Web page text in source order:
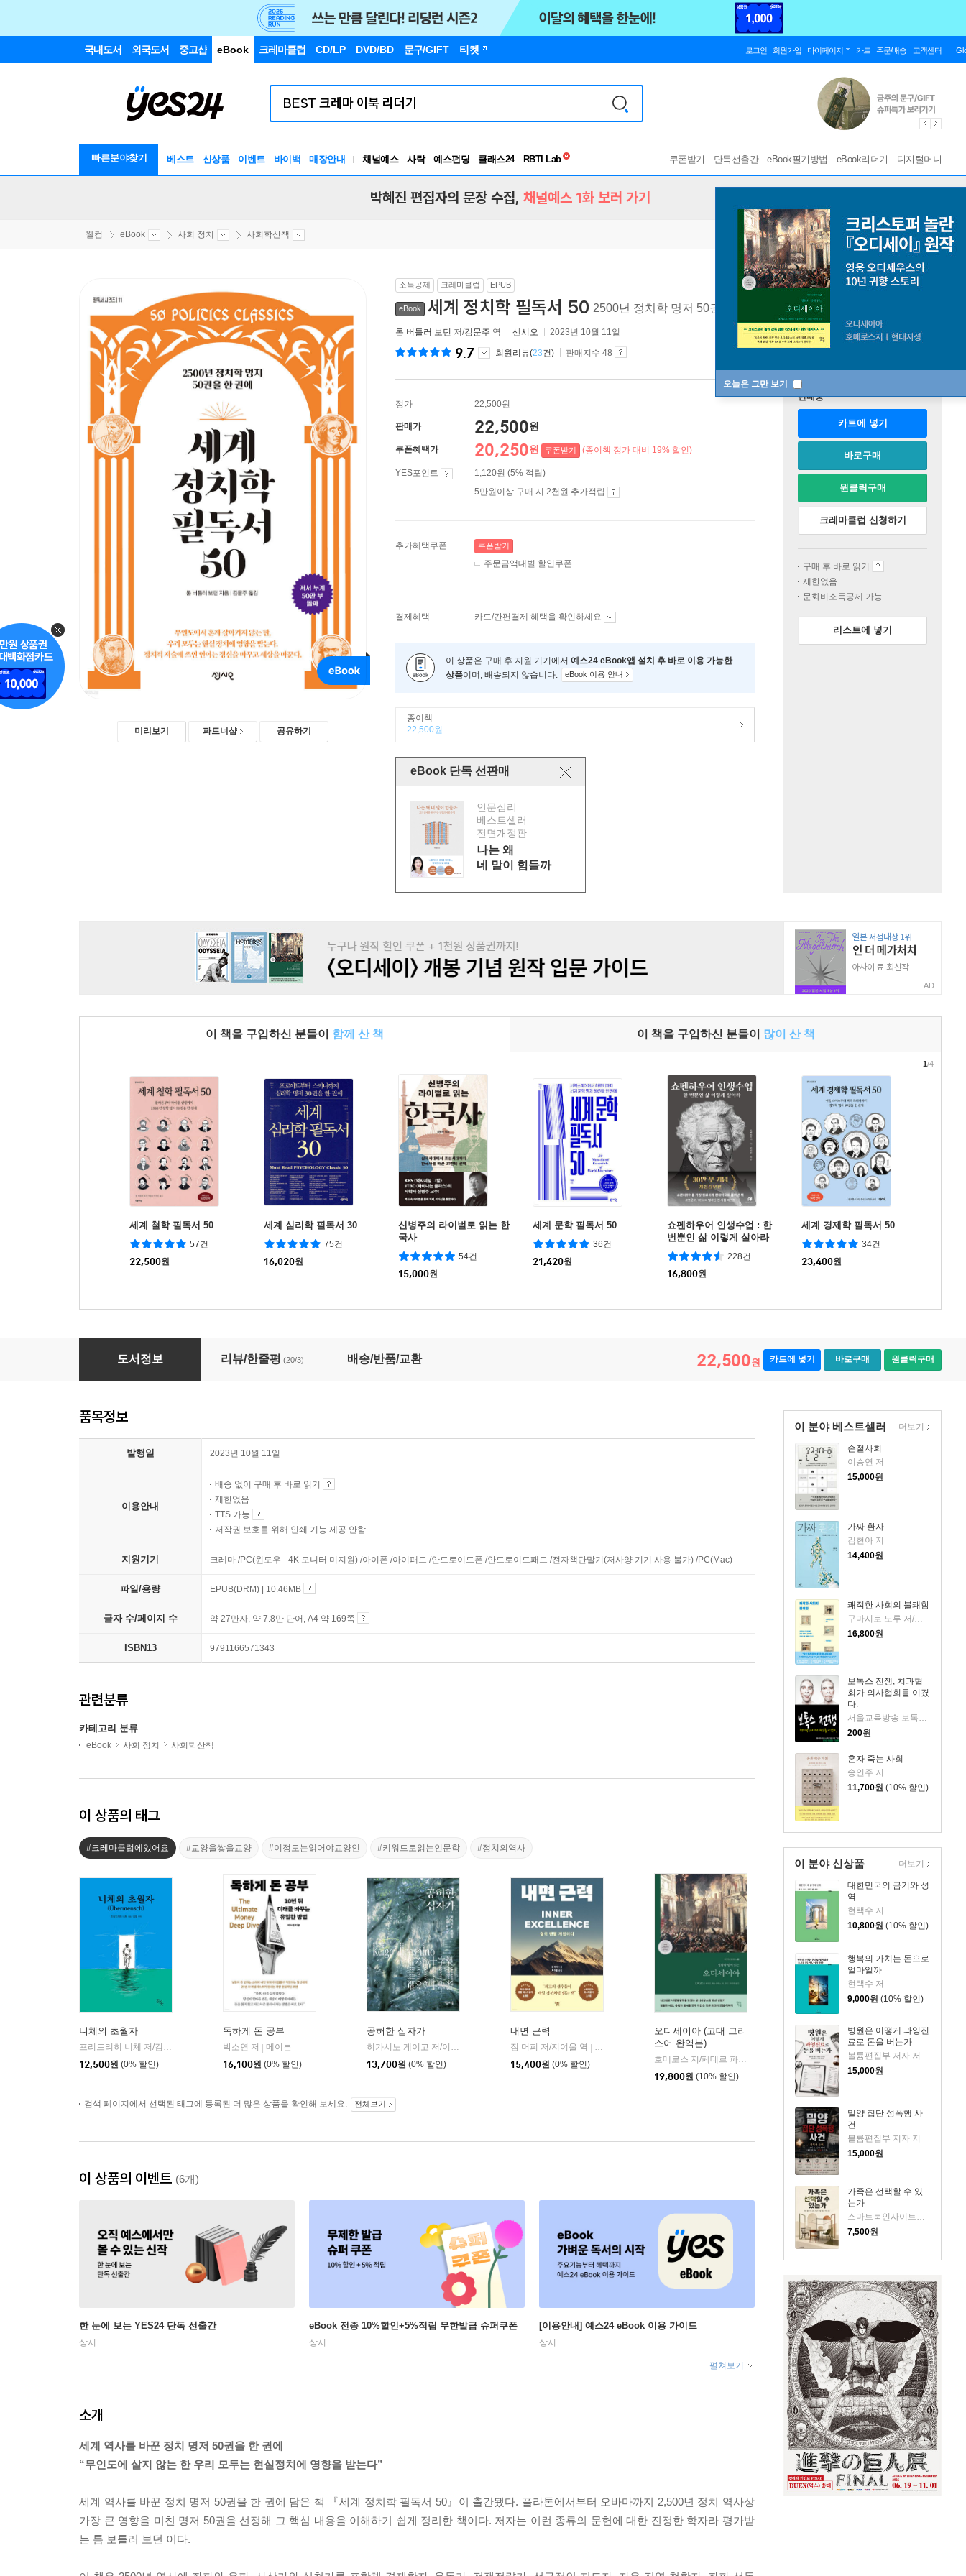
국내도서 외국도서 중고샵 eBook 크레마클럽 CD/LP DVD/BD 문구/GIFT 티켓 로그인 회원가입 마이페이지 카트 주문/배송 고객센터
빠른분야찾기 베스트 신상품 이벤트 바이백 매장안내 채널예스 사락 예스펀딩 클래스24
독서유형검사
쿠폰받기 단독선출간 eBook필기방법 eBook리더기 디지털머니
오늘은 그만 보기
박혜진 편집자의 문장 수집, 채널예스 1화 보러 가기
웰컴 eBook 사회 정치 사회학산책
미리보기 파트너샵 공유하기
소득공제 크레마클럽 EPUB
eBook 세계 정치학 필독서 50 2500년 정치학 명저 50권을 한 권에 [ EPUB ]
톰 버틀러 보던 저/김문주 역 센시오 2023년 10월 11일
9.7 회원리뷰(23건) 판매지수 48
정가 22,500원
판매가 22,500원
쿠폰혜택가 20,250원 쿠폰받기 (종이책 정가 대비 19% 할인)
YES포인트
1,120원 (5% 적립)
5만원이상 구매 시 2천원 추가적립
추가혜택쿠폰 쿠폰받기
주문금액대별 할인쿠폰
결제혜택 카드/간편결제 혜택을 확인하세요
이 상품은 구매 후 지원 기기에서 예스24 eBook앱 설치 후 바로 이용 가능한
상품이며, 배송되지 않습니다. eBook 이용 안내
종이책
22,500원
eBook 단독 선판매
인문심리
베스트셀러
전면개정판
나는 왜
네 말이 힘들까
판매중
카트에 넣기
바로구매
원클릭구매
크레마클럽 신청하기
구매 후 바로 읽기
제한없음
문화비소득공제 가능
리스트에 넣기
AD
이 책을 구입하신 분들이 함께 산 책 이 책을 구입하신 분들이 많이 산 책
세계 철학 필독서 50
57건
22,500원
세계 심리학 필독서 30
75건
16,020원
신병주의 라이벌로 읽는 한
국사
54건
15,000원
세계 문학 필독서 50
36건
21,420원
쇼펜하우어 인생수업 : 한
번뿐인 삶 이렇게 살아라
(리커버 에디션)
228건
16,800원
세계 경제학 필독서 50
34건
23,400원
1/4
세계 정치학 필독서 50
도서정보 리뷰/한줄평 (20/3) 배송/반품/교환 22,500원 카트에 넣기 바로구매 원클릭구매
이 분야 베스트셀러
손절사회
이승연 저
15,000원
가짜 환자
김현아 저
14,400원
쾌적한 사회의 불쾌함
구마시로 도루 저/이정미 역
16,800원
보톡스 전쟁, 치과협
회가 의사협회를 이겼
다.
서울교육방송 보톡스 취재 저
200원
혼자 죽는 사회
송인주 저
11,700원 (10% 할인)
더보기
이 분야 신상품
대한민국의 금기와 성
역
현택수 저
10,800원 (10% 할인)
행복의 가치는 돈으로
얼마일까
현택수 저
9,000원 (10% 할인)
병원은 어떻게 과잉진
료로 돈을 버는가
볼륨편집부 저자 저
15,000원
밀양 집단 성폭행 사
건
볼륨편집부 저자 저
15,000원
가족은 선택할 수 있
는가
7,500원
더보기
품목정보
발행일 2023년 10월 11일
이용안내
배송 없이 구매 후 바로 읽기
제한없음
TTS 가능
저작권 보호를 위해 인쇄 기능 제공 안함
지원기기 크레마 /PC(윈도우 - 4K 모니터 미지원) /아이폰 /아이패드 /안드로이드폰 /안드로이드패드 /전자책단말기(저사양 기기 사용 불가) /PC(Mac)
파일/용량 EPUB(DRM) | 10.46MB
글자 수/페이지 수 약 27만자, 약 7.8만 단어, A4 약 169쪽
ISBN13 9791166571343
관련분류
카테고리 분류
eBook 사회 정치 사회학산책
이 상품의 태그
#크레마클럽에있어요 #교양을쌓을교양 #이정도는읽어야교양인 #키워드로읽는인문학 #정치의역사
니체의 초월자
12,500원 (0% 할인)
독하게 돈 공부
박소연 저 | 메이븐
16,100원 (0% 할인)
공허한 십자가
자음과모음
13,700원 (0% 할인)
내면 근력
짐 머피 저/지여울 역 |
15,400원 (0% 할인)
오디세이아 (고대 그리
스어 완역본)
|
현대지성
19,800원 (10% 할인)
검색 페이지에서 선택된 태그에 등록된 더 많은 상품을 확인해 보세요. 전체보기
이 상품의 이벤트 (6개)
한 눈에 보는 YES24 단독 선출간
상시
eBook 전종 10%할인+5%적립 무한발급 슈퍼쿠폰
상시
[이용안내] 예스24 eBook 이용 가이드
상시
펼쳐보기
소개
세계 역사를 바꾼 정치 명저 50권을 한 권에
“무인도에 살지 않는 한 우리 모두는 현실정치에 영향을 받는다”
세계 역사를 바꾼 정치 명저 50권을 한 권에 담은 책 『세계 정치학 필독서 50』이 출간됐다. 플라톤에서부터 오바마까지 2,500년 정치 역사상
가장 큰 영향을 미친 명저 50권을 선정해 그 핵심 내용을 이해하기 쉽게 정리한 책이다. 저자는 이런 종류의 문헌에 대한 진정한 학자라 평가받
는 톰 보틀러 보던 이다.